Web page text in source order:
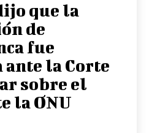
que la
de
fue
ante la Corte
sobre el
la ONU